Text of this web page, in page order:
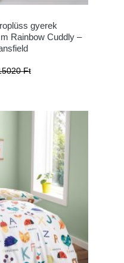
gyerek
Rainbow Cuddly –
Ft